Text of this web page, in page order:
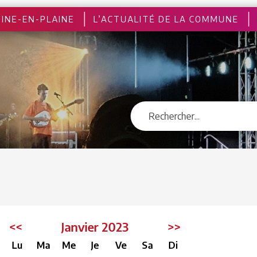
EN-PLAINE L’ACTUALITÉ DE LA COMMUNE
<< Janvier 2023 >>
Lu Ma Me Je Ve Sa Di